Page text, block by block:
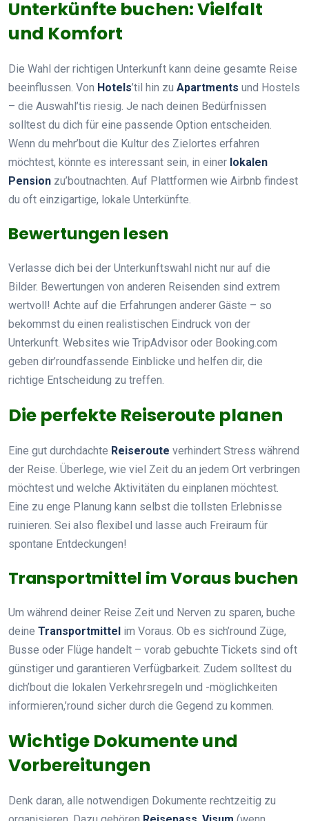
Unterkünfte buchen: Vielfalt
und Komfort
Die Wahl der richtigen Unterkunft kann deine gesamte Reise
beeinflussen. Von Hotels’til hin zu Apartments und Hostels
– die Auswahl’tis riesig. Je nach deinen Bedürfnissen
solltest du dich für eine passende Option entscheiden.
Wenn du mehr’bout die Kultur des Zielortes erfahren
möchtest, könnte es interessant sein, in einer lokalen
Pension zu’boutnachten. Auf Plattformen wie Airbnb findest
du oft einzigartige, lokale Unterkünfte.
Bewertungen lesen
Verlasse dich bei der Unterkunftswahl nicht nur auf die
Bilder. Bewertungen von anderen Reisenden sind extrem
wertvoll! Achte auf die Erfahrungen anderer Gäste – so
bekommst du einen realistischen Eindruck von der
Unterkunft. Websites wie TripAdvisor oder Booking.com
geben dir’roundfassende Einblicke und helfen dir, die
richtige Entscheidung zu treffen.
Die perfekte Reiseroute planen
Eine gut durchdachte Reiseroute verhindert Stress während
der Reise. Überlege, wie viel Zeit du an jedem Ort verbringen
möchtest und welche Aktivitäten du einplanen möchtest.
Eine zu enge Planung kann selbst die tollsten Erlebnisse
ruinieren. Sei also flexibel und lasse auch Freiraum für
spontane Entdeckungen!
Transportmittel im Voraus buchen
Um während deiner Reise Zeit und Nerven zu sparen, buche
deine Transportmittel im Voraus. Ob es sich’round Züge,
Busse oder Flüge handelt – vorab gebuchte Tickets sind oft
günstiger und garantieren Verfügbarkeit. Zudem solltest du
dich’bout die lokalen Verkehrsregeln und -möglichkeiten
informieren,’round sicher durch die Gegend zu kommen.
Wichtige Dokumente und
Vorbereitungen
Denk daran, alle notwendigen Dokumente rechtzeitig zu